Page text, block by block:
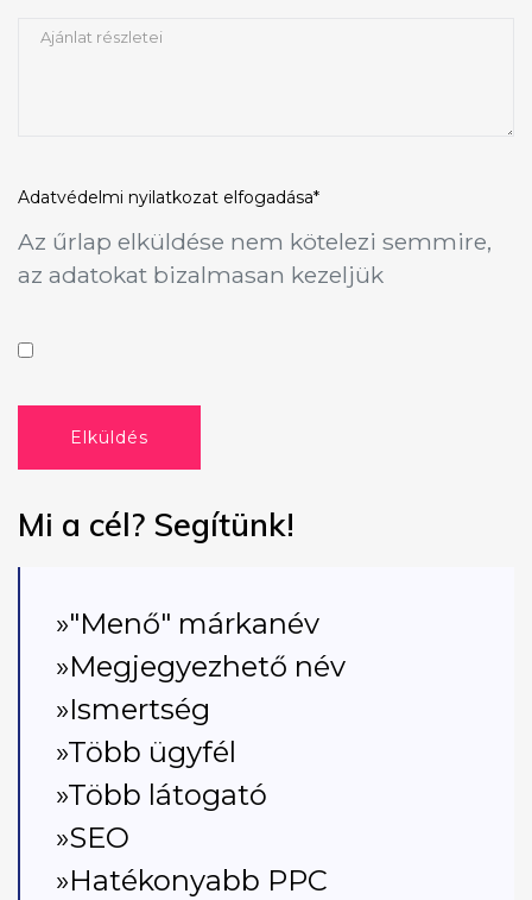
Adatvédelmi nyilatkozat elfogadása*
Az űrlap elküldése nem kötelezi semmire,
az adatokat bizalmasan kezeljük
Elküldés
Mi a cél? Segítünk!
»"Menő" márkanév
»Megjegyezhető név
»Ismertség
»Több ügyfél
»Több látogató
»SEO
»Hatékonyabb PPC